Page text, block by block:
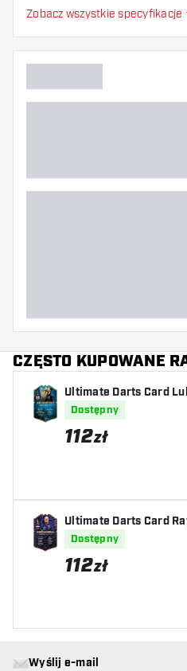
Typ
Dodatkowe kolory
Zobacz wszystkie specyfikacje
CZĘSTO KUPOWANE
Ultimate Darts Card
World Champion 2024
Dostępny
112zł
Ultimate Darts Card
rneveld 2025
Dostępny
112zł
Wyślij e-mail